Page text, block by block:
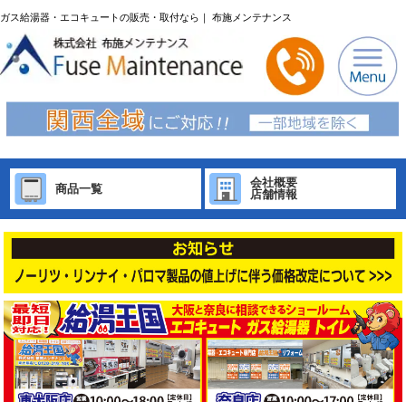
ガス給湯器・エコキュートの販売・取付なら｜ 布施メンテナンス
商品一覧
会社概要
店舗情報